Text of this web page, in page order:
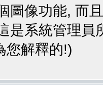
圖像功能, 而
是系統管理
您解釋的!)